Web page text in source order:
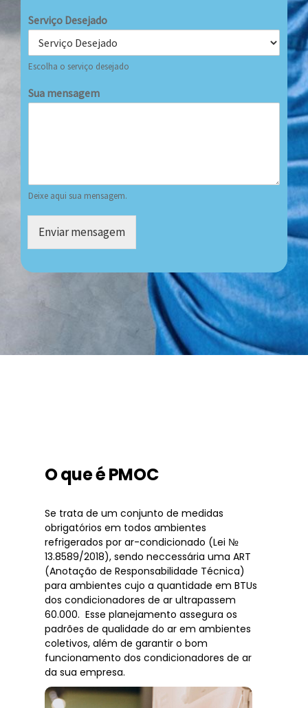
Serviço Desejado
Escolha o serviço desejado
Sua mensagem
Deixe aqui sua mensagem.
Enviar mensagem
O que é PMOC
Se trata de um conjunto de medidas
obrigatórios em todos ambientes
refrigerados por ar-condicionado (Lei №
13.8589/2018), sendo neccessária uma ART
(Anotação de Responsabilidade Técnica)
para ambientes cujo a quantidade em BTUs
dos condicionadores de ar ultrapassem
60.000. Esse planejamento assegura os
padrões de qualidade do ar em ambientes
coletivos, além de garantir o bom
funcionamento dos condicionadores de ar
da sua empresa.